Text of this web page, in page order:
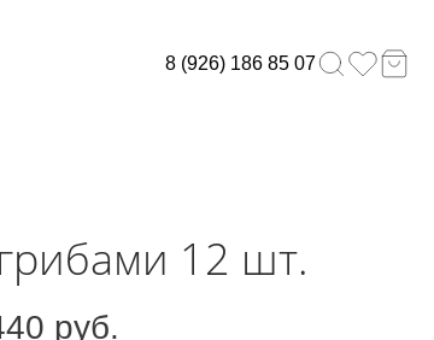
8 (926) 186 85 07
12 шт.
руб.